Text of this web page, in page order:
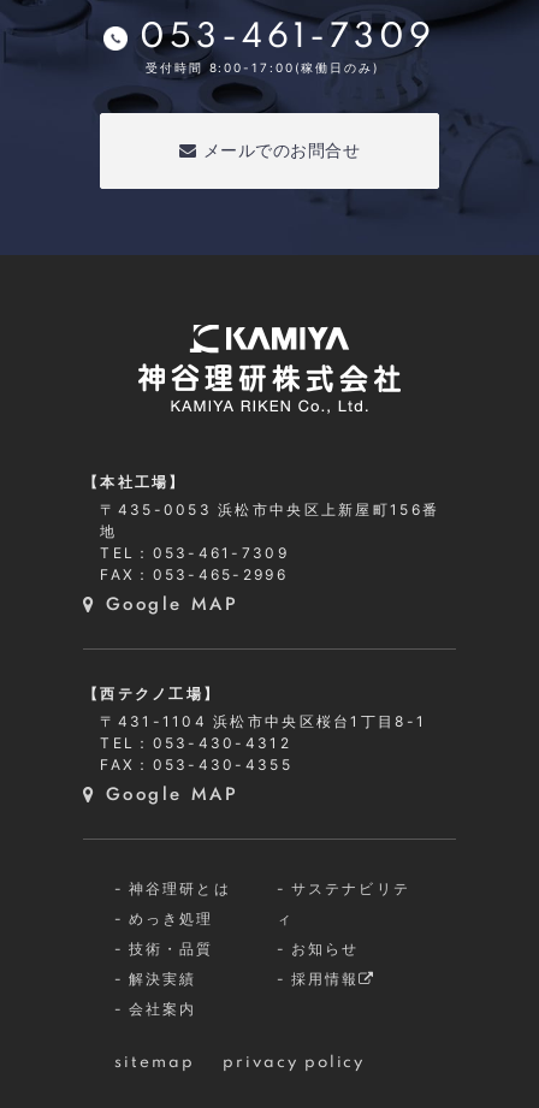
053-461-7309
受付時間 8:00-17:00(稼働日のみ)
メールでのお問合せ
【本社工場】
〒435-0053 浜松市中央区上新屋町156番
地
TEL：053-461-7309
FAX：053-465-2996
Google MAP
【西テクノ工場】
〒431-1104 浜松市中央区桜台1丁目8-1
TEL：053-430-4312
FAX：053-430-4355
Google MAP
神谷理研とは
めっき処理
技術・品質
解決実績
会社案内
サステナビリテ
ィ
お知らせ
採用情報
sitemap privacy policy